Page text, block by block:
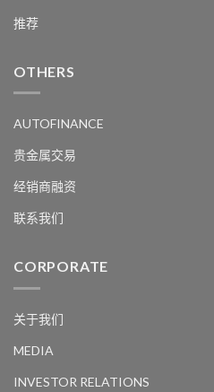
推荐
OTHERS
AUTOFINANCE
贵金属交易
经销商融资
联系我们
CORPORATE
关于我们
MEDIA
INVESTOR RELATIONS